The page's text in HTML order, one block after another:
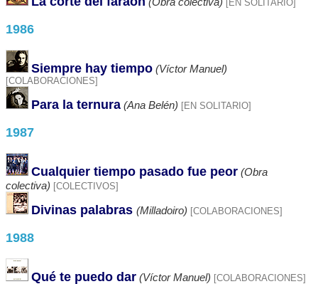
[EN SOLITARIO]
1986
Siempre hay tiempo (Víctor Manuel)
[COLABORACIONES]
Para la ternura (Ana Belén) [EN SOLITARIO]
1987
Cualquier tiempo pasado fue peor (Obra
colectiva)
[COLECTIVOS]
Divinas palabras (Milladoiro) [COLABORACIONES]
1988
Qué te puedo dar (Víctor Manuel) [COLABORACIONES]